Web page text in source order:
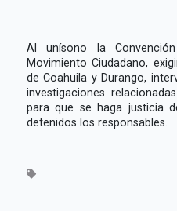
Al unísono la
Movimiento Ciudadano,
de Coahuila y Durango,
investigaciones
para que se haga justicia
detenidos los responsables.